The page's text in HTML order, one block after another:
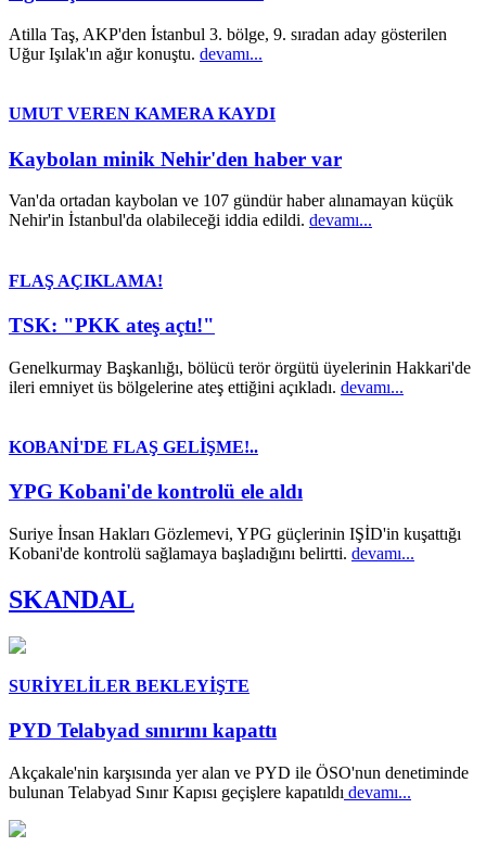
Atilla Taş, AKP'den İstanbul 3. bölge, 9. sıradan aday gösterilen
Uğur Işılak'ın ağır konuştu. devamı...
UMUT VEREN KAMERA KAYDI
Kaybolan minik Nehir'den haber var
Van'da ortadan kaybolan ve 107 gündür haber alınamayan küçük
Nehir'in İstanbul'da olabileceği iddia edildi. devamı...
FLAŞ AÇIKLAMA!
TSK: "PKK ateş açtı!"
Genelkurmay Başkanlığı, bölücü terör örgütü üyelerinin Hakkari'de
ileri emniyet üs bölgelerine ateş ettiğini açıkladı. devamı...
KOBANİ'DE FLAŞ GELİŞME!..
YPG Kobani'de kontrolü ele aldı
Suriye İnsan Hakları Gözlemevi, YPG güçlerinin IŞİD'in kuşattığı
Kobani'de kontrolü sağlamaya başladığını belirtti. devamı...
SKANDAL
SURİYELİLER BEKLEYİŞTE
PYD Telabyad sınırını kapattı
Akçakale'nin karşısında yer alan ve PYD ile ÖSO'nun denetiminde
bulunan Telabyad Sınır Kapısı geçişlere kapatıldı devamı...